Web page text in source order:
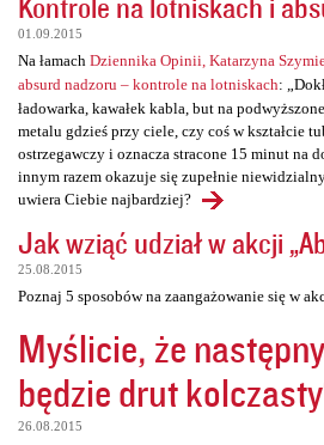
01.09.2015
Na łamach Dziennika Opinii, Katarzyna
absurd nadzoru – kontrole na lotniskach:
ładowarka, kawałek kabla, but na
metalu gdzieś przy ciele, czy coś w kształcie
ostrzegawczy i oznacza stracone 15 minut na
innym razem okazuje się zupełnie
uwiera Ciebie najbardziej?
Jak wziąć udział w akcji
25.08.2015
Poznaj 5 sposobów na zaangażowanie się w
Myślicie, że
będzie drut
26.08.2015